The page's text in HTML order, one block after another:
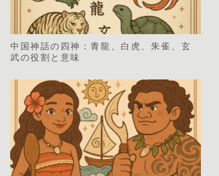
中国神話の四神：青龍、白虎、朱雀、玄
武の役割と意味